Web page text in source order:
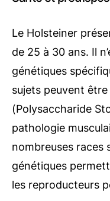
Le Holsteiner
de 25 à 30 ans. Il
génétiques
sujets peuvent être
(Polysaccharide
pathologie
nombreuses races
génétiques
les reproducteurs